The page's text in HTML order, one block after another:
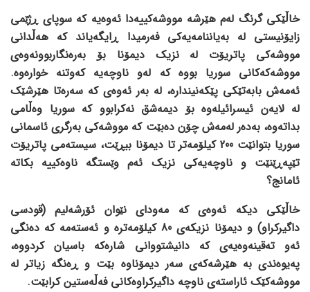
خاڵێکی گرنگ لەم هێرشە مووشەکییەدا ئەوەیە کە سوپای ڕژێمی
زایۆنیستی لە بەیاننامەیەکی فەرمیدا ڕایگەیاند کە هەڵدانی
مووشەکی پاتریۆت لە نزیک دیمۆنا بۆ بەرەنگاربوونەوەی
مووشەکەکانی سوریا بووە کە لەو ناوچەیە کەوتنە خوارەوە.
ئەمەش بابەتێکی پێکەنیندارە، لە بەر ئەوەی کە سەرەتا هێرشێک
لە لایەن ئیسرائیلەوە بۆ دیمەشق نەکرابوو کە سوریا وەڵامی
بداتەوە، بەدەر لەمەش چۆن دەبێت کە مووشەکی بەرگری ئاسمانی
سوریا بتوانێت 200 کیلۆمەتر تا دیمۆنا ببڕێت، سیستەمی پاتریۆت
تێپەڕێنێت و ناوچەیەکی نزیک ئەم وێستگە ناوەکییە بکاتە
ئامانج؟
خاڵێکی دیکە ئەوەی کە مەودای نێوان ئۆرشەلیم (قودسی
داگیرکراو) و دیمۆنا نزیکەی 80 کیلۆمەترە و ئەستەمە کە دەنگی
ئەو تەقینەوەیەی کە دانیشتووانی شارەکە باسیان کردووە،
پەیوەندی بە هێرشەکەی سەر دیمۆناوە بێت و ڕەنگە زیاتر لە
مووشەکێک ئاراستەی ناوچە داگیرکراوەکانی فەڵەستین کرابێت.